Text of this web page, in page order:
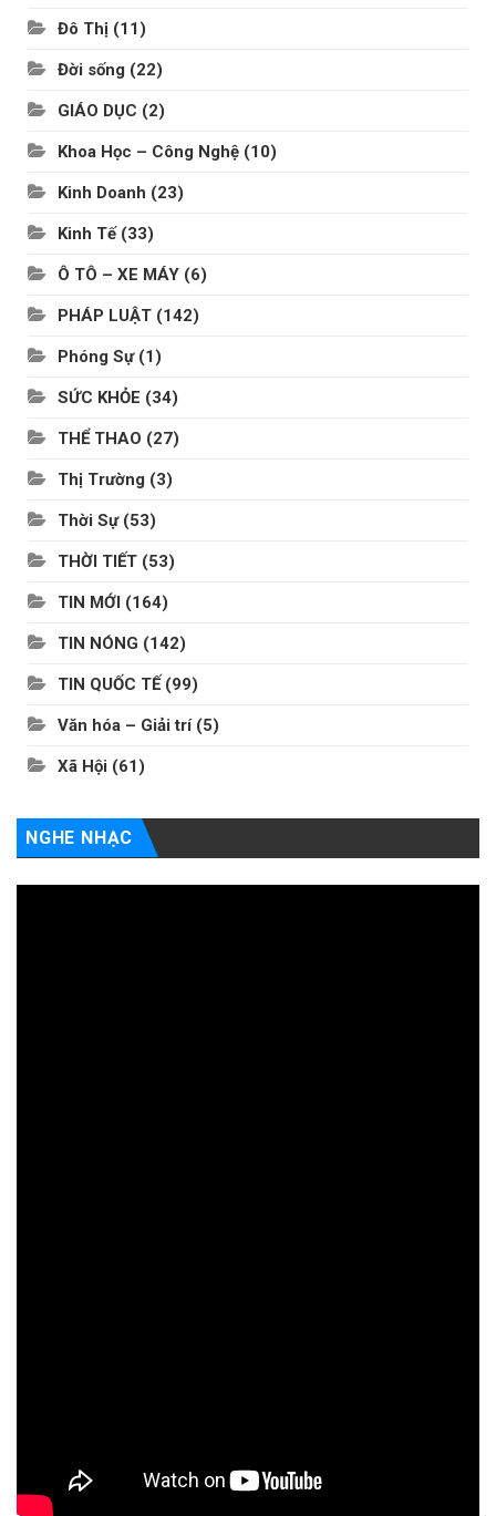
Đô Thị (11)
Đời sống (22)
GIÁO DỤC (2)
Khoa Học – Công Nghệ (10)
Kinh Doanh (23)
Kinh Tế (33)
Ô TÔ – XE MÁY (6)
PHÁP LUẬT (142)
Phóng Sự(1)
SỨC KHỎE (34)
THỂ THAO (27)
Thị Trường (3)
Thời Sự(53)
THỜI TIẾT (53)
TIN MỚI (164)
TIN NÓNG (142)
TIN QUỐC TẾ (99)
Văn hóa – Giải trí(5)
Xã Hội (61)
NGHE NHẠC